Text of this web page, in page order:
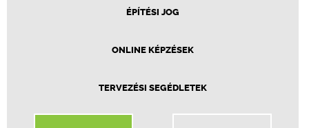
ÉPÍTÉSI JOG
ONLINE KÉPZÉSEK
TERVEZÉSI SEGÉDLETEK